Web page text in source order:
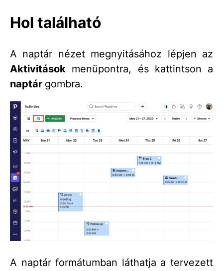
Hol található
A naptár nézet megnyitásához lépjen az
Aktivitások menüpontra, és kattintson a
naptár gombra.
A naptár formátumban láthatja a tervezett